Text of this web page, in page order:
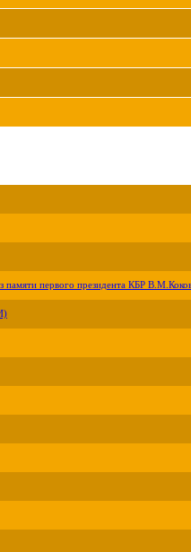
первого президента КБР